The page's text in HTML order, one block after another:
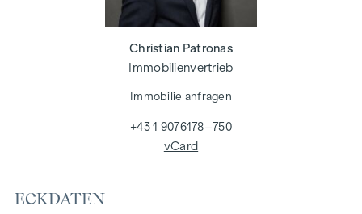
ECKDATEN
Christian Patronas
Immobilienvertrieb
Immobilie anfragen
+43 1 9076178–750
vCard